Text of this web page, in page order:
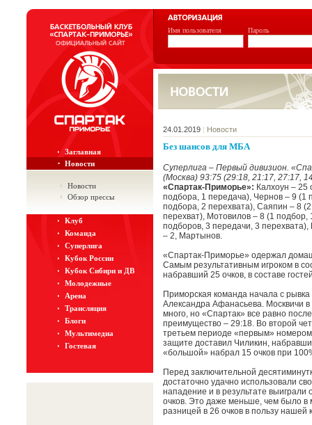
Имя пользователя Пароль
Заглавная
Новости
Новости
Обзор прессы
Клуб
Команда
Суперлига
Кубок России
Кубок Сибири и ДВ
Молодежные
Арена
Трансляция
Блоги
Мультимедиа
Гостевая
24.01.2019 | Новости
Без шансов для МБА
Суперлига – Первый дивизион.
(Москва) 93:75 (29:18, 21:17, 27:17,
«Спартак-Приморье»: Калхоун – 25
подбора, 1 передача), Чернов – 9 (1
подбора, 2 перехвата), Саяпин – 8
перехват), Мотовилов – 8 (1
подборов, 3 передачи, 3
– 2, Мартынов.
«Спартак-Приморье» одержал
Самым результативным игроком в
набравший 25 очков, в составе
Приморская команда начала с
Александра Афанасьева. Москвичи в
много, но «Спартак» все равно
преимущество – 29:18. Во второй
третьем периоде «первым»
защите доставил Чиликин,
«большой» набрал 15 очков при
Перед заключительной
достаточно удачно использовали
нападение и в результате выиграли
очков. Это даже меньше, чем было в
разницей в 26 очков в пользу